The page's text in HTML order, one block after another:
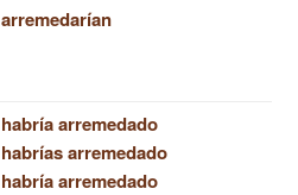
arremedarían
habría arremedado
habrías arremedado
habría arremedado